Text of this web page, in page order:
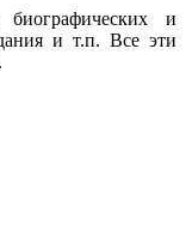
и
и т.п. Все эти